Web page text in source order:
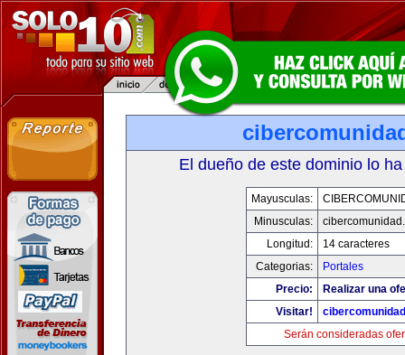
El dueño de este dominio lo
Mayusculas:
Minusculas:
Longitud:
14 caracteres
Categorias:
Portales
Precio:
Realizar una
Visitar!
Serán consideradas